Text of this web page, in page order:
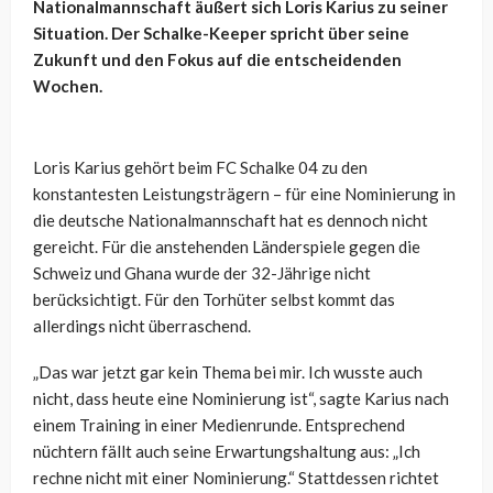
Nationalmannschaft äußert sich Loris Karius zu seiner
Situation. Der Schalke-Keeper spricht über seine
Zukunft und den Fokus auf die entscheidenden
Wochen.
Loris Karius gehört beim FC Schalke 04 zu den
konstantesten Leistungsträgern – für eine Nominierung in
die deutsche Nationalmannschaft hat es dennoch nicht
gereicht. Für die anstehenden Länderspiele gegen die
Schweiz und Ghana wurde der 32-Jährige nicht
berücksichtigt. Für den Torhüter selbst kommt das
allerdings nicht überraschend.
„Das war jetzt gar kein Thema bei mir. Ich wusste auch
nicht, dass heute eine Nominierung ist“, sagte Karius nach
einem Training in einer Medienrunde. Entsprechend
nüchtern fällt auch seine Erwartungshaltung aus: „Ich
rechne nicht mit einer Nominierung.“ Stattdessen richtet